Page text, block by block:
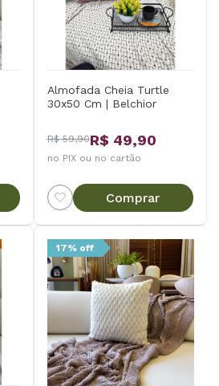
Almofada Cheia Turtle
30x50 Cm | Belchior
R$ 59,90R$ 49,90
no PIX ou no cartão
Comprar
17% off